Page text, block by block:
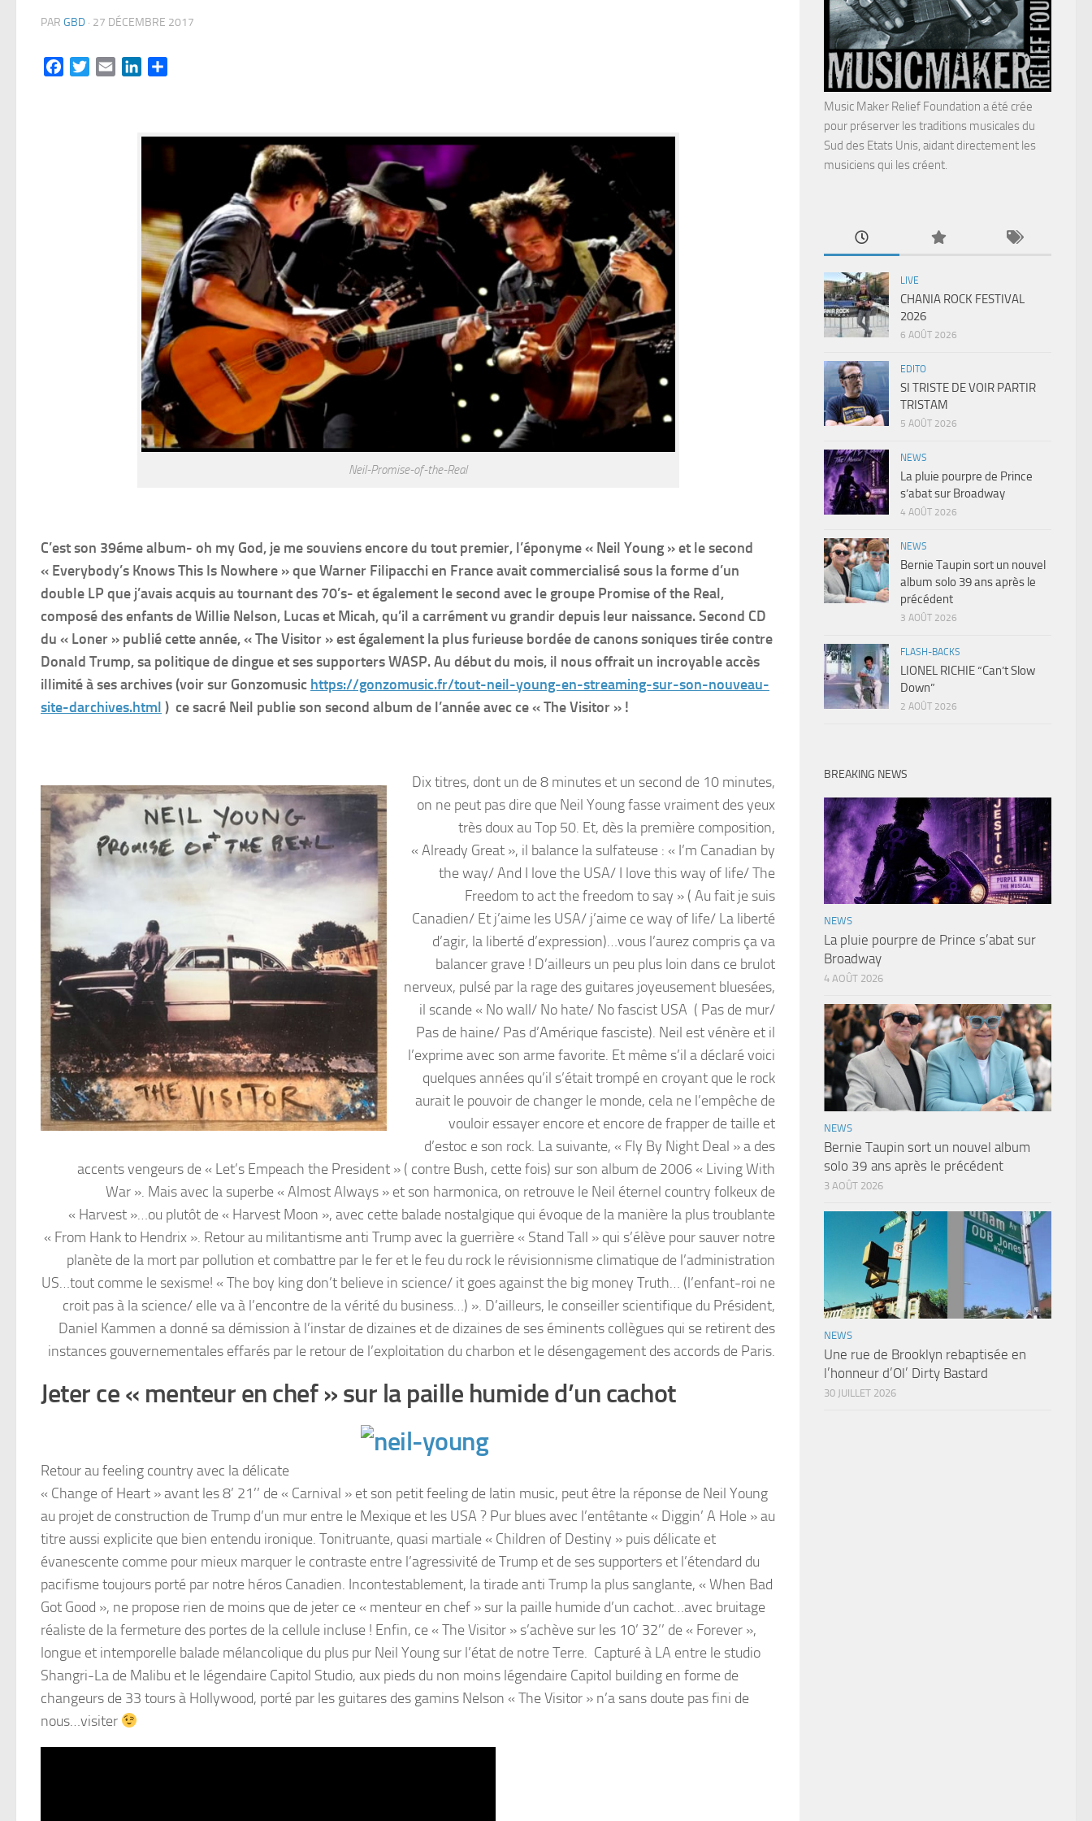
PAR GBD · 27 DÉCEMBRE 2017
FacebookTwitterEmail LinkedIn
Neil-Promise-of-the-Real
C’est son 39éme album- oh my God, je me souviens encore du tout premier, l’éponyme « Neil Young » et le second
« Everybody’s Knows This Is Nowhere » que Warner Filipacchi en France avait commercialisé sous la forme d’un
double LP que j’avais acquis au tournant des 70’s- et également le second avec le groupe Promise of the Real,
composé des enfants de Willie Nelson, Lucas et Micah, qu’il a carrément vu grandir depuis leur naissance. Second CD
du « Loner » publié cette année, « The Visitor » est également la plus furieuse bordée de canons soniques tirée contre
Donald Trump, sa politique de dingue et ses supporters WASP. Au début du mois, il nous offrait un incroyable accès
illimité à ses archives (voir sur Gonzomusic https://gonzomusic.fr/tout-neil-young-en-streaming-sur-son-nouveau-
site-darchives.html ) ce sacré Neil publie son second album de l’année avec ce « The Visitor » !
Dix titres, dont un de 8 minutes et un second de 10 minutes,
on ne peut pas dire que Neil Young fasse vraiment des yeux
très doux au Top 50. Et, dès la première composition,
« Already Great », il balance la sulfateuse : « I’m Canadian by
the way/ And I love the USA/ I love this way of life/ The
Freedom to act the freedom to say » ( Au fait je suis
Canadien/ Et j’aime les USA/ j’aime ce way of life/ La liberté
d’agir, la liberté d’expression)…vous l’aurez compris ça va
balancer grave ! D’ailleurs un peu plus loin dans ce brulot
nerveux, pulsé par la rage des guitares joyeusement bluesées,
il scande « No wall/ No hate/ No fascist USA ( Pas de mur/
Pas de haine/ Pas d’Amérique fasciste). Neil est vénère et il
l’exprime avec son arme favorite. Et même s’il a déclaré voici
quelques années qu’il s’était trompé en croyant que le rock
aurait le pouvoir de changer le monde, cela ne l’empêche de
vouloir essayer encore et encore de frapper de taille et
d’estoc e son rock. La suivante, « Fly By Night Deal » a des
accents vengeurs de « Let’s Empeach the President » ( contre Bush, cette fois) sur son album de 2006 « Living With
War ». Mais avec la superbe « Almost Always » et son harmonica, on retrouve le Neil éternel country folkeux de
« Harvest »…ou plutôt de « Harvest Moon », avec cette balade nostalgique qui évoque de la manière la plus troublante
« From Hank to Hendrix ». Retour au militantisme anti Trump avec la guerrière « Stand Tall » qui s’élève pour sauver notre
planète de la mort par pollution et combattre par le fer et le feu du rock le révisionnisme climatique de l’administration
US…tout comme le sexisme! « The boy king don’t believe in science/ it goes against the big money Truth… (l’enfant-roi ne
croit pas à la science/ elle va à l’encontre de la vérité du business…) ». D’ailleurs, le conseiller scientifique du Président,
Daniel Kammen a donné sa démission à l’instar de dizaines et de dizaines de ses éminents collègues qui se retirent des
instances gouvernementales effarés par le retour de l’exploitation du charbon et le désengagement des accords de Paris.
Jeter ce « menteur en chef » sur la paille humide d’un cachot
Retour au feeling country avec la délicate
« Change of Heart » avant les 8’ 21’’ de « Carnival » et son petit feeling de latin music, peut être la réponse de Neil Young
au projet de construction de Trump d’un mur entre le Mexique et les USA ? Pur blues avec l’entêtante « Diggin’ A Hole » au
titre aussi explicite que bien entendu ironique. Tonitruante, quasi martiale « Children of Destiny » puis délicate et
évanescente comme pour mieux marquer le contraste entre l’agressivité de Trump et de ses supporters et l’étendard du
pacifisme toujours porté par notre héros Canadien. Incontestablement, la tirade anti Trump la plus sanglante, « When Bad
Got Good », ne propose rien de moins que de jeter ce « menteur en chef » sur la paille humide d’un cachot…avec bruitage
réaliste de la fermeture des portes de la cellule incluse ! Enfin, ce « The Visitor » s’achève sur les 10’ 32’’ de « Forever »,
longue et intemporelle balade mélancolique du plus pur Neil Young sur l’état de notre Terre. Capturé à LA entre le studio
Shangri-La de Malibu et le légendaire Capitol Studio, aux pieds du non moins légendaire Capitol building en forme de
changeurs de 33 tours à Hollywood, porté par les guitares des gamins Nelson « The Visitor » n’a sans doute pas fini de
nous…visiter
Music Maker Relief Foundation a été crée
pour préserver les traditions musicales du
Sud des Etats Unis, aidant directement les
musiciens qui les créent.
LIVE
CHANIA ROCK FESTIVAL
2026
6 AOÛT 2026
EDITO
SI TRISTE DE VOIR PARTIR
TRISTAM
5 AOÛT 2026
NEWS
La pluie pourpre de Prince
s’abat sur Broadway
4 AOÛT 2026
NEWS
Bernie Taupin sort un nouvel
album solo 39 ans après le
précédent
3 AOÛT 2026
FLASH-BACKS
LIONEL RICHIE “Can’t Slow
Down”
2 AOÛT 2026
BREAKING NEWS
NEWS
La pluie pourpre de Prince s’abat sur
Broadway
4 AOÛT 2026
NEWS
Bernie Taupin sort un nouvel album
solo 39 ans après le précédent
3 AOÛT 2026
NEWS
Une rue de Brooklyn rebaptisée en
l’honneur d’Ol’ Dirty Bastard
30 JUILLET 2026